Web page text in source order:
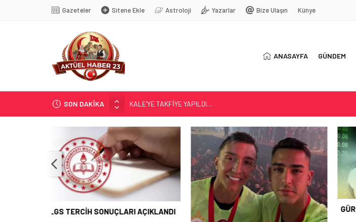
Gazeteler Sitene Ekle Astroloji Yazarlar Bize Ulaşın Künye
ANASAYFA GÜNDEM
SON DAKİKA
KALE’YE TAKFİYE YAPILDI…
GÜR; ”GELECEĞE YATIRIM YAPALIM…”
YENİ SEZON; YENİ KURALLAR…
MASÖRLÜK KURSU AÇILACAK
LGS TERCİH SONUÇLARI AÇIKLANDI
GÜR; ”GELECEĞE YATIRIM YAPALIM…”